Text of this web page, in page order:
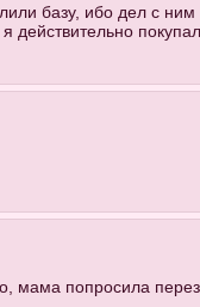
базу, ибо дел с
мама попросила